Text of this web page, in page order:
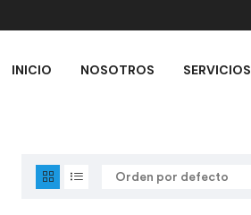
INICIO NOSOTROS SERVICIOS